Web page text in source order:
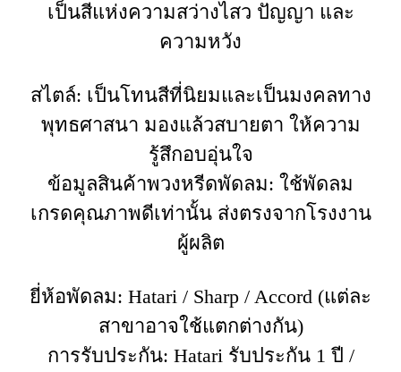
เป็นสีแห่งความสว่างไสว ปัญญา และ
ความหวัง
สไตล์: เป็นโทนสีที่นิยมและเป็นมงคลทาง
พุทธศาสนา มองแล้วสบายตา ให้ความ
รู้สึกอบอุ่นใจ
ข้อมูลสินค้าพวงหรีดพัดลม: ใช้พัดลม
เกรดคุณภาพดีเท่านั้น ส่งตรงจากโรงงาน
ผู้ผลิต
ยี่ห้อพัดลม: Hatari / Sharp / Accord (แต่ละ
สาขาอาจใช้แตกต่างกัน)
การรับประกัน: Hatari รับประกัน 1 ปี /